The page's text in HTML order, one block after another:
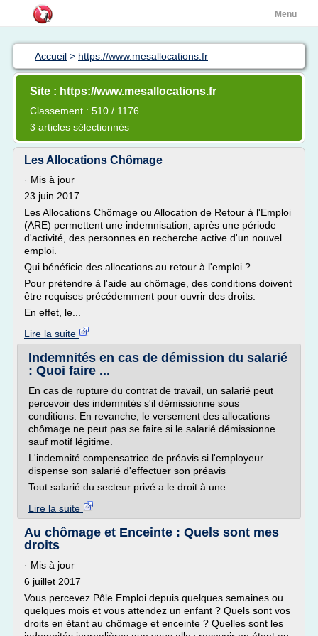
Menu
Accueil > https://www.mesallocations.fr
Site : https://www.mesallocations.fr
Classement : 510 / 1176
3 articles sélectionnés
Les Allocations Chômage
· Mis à jour
23 juin 2017
Les Allocations Chômage ou Allocation de Retour à l'Emploi
(ARE) permettent une indemnisation, après une période
d'activité, des personnes en recherche active d'un nouvel
emploi.
Qui bénéficie des allocations au retour à l'emploi ?
Pour prétendre à l'aide au chômage, des conditions doivent
être requises précédemment pour ouvrir des droits.
En effet, le...
Lire la suite
Indemnités en cas de démission du salarié
: Quoi faire ...
En cas de rupture du contrat de travail, un salarié peut
percevoir des indemnités s'il démissionne sous
conditions. En revanche, le versement des allocations
chômage ne peut pas se faire si le salarié démissionne
sauf motif légitime.
L'indemnité compensatrice de préavis si l'employeur
dispense son salarié d'effectuer son préavis
Tout salarié du secteur privé a le droit à une...
Lire la suite
Au chômage et Enceinte : Quels sont mes
droits
· Mis à jour
6 juillet 2017
Vous percevez Pôle Emploi depuis quelques semaines ou
quelques mois et vous attendez un enfant ? Quels sont vos
droits en étant au chômage et enceinte ? Quelles sont les